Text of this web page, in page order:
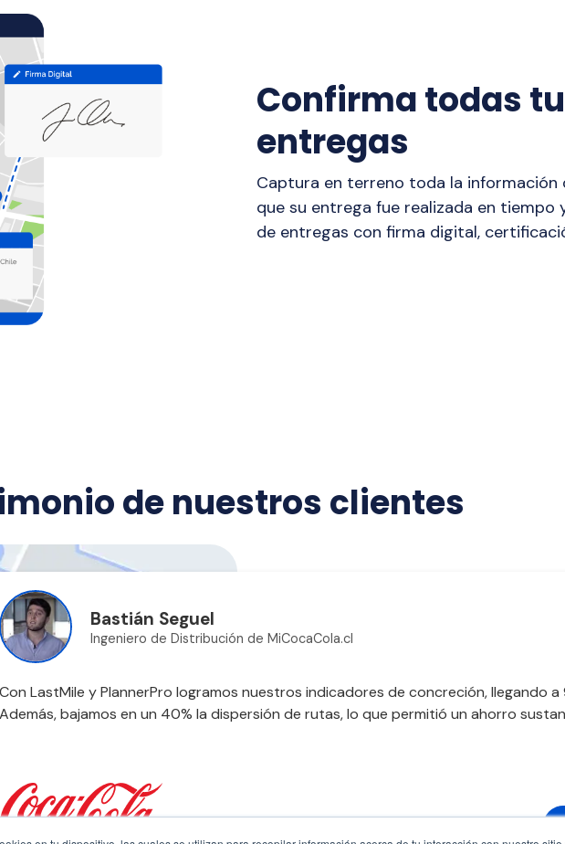
Confirma todas
entregas
Captura en terreno toda la
que su entrega fue realizada en tiempo
de entregas con firma digital,
de nuestros clientes
Bastián Seguel
Ingeniero de Distribución de MiCocaCola.cl
Con LastMile y PlannerPro logramos nuestros indicadores de concreción, llegando a
Además, bajamos en un 40% la dispersión de rutas, lo que permitió un ahorro